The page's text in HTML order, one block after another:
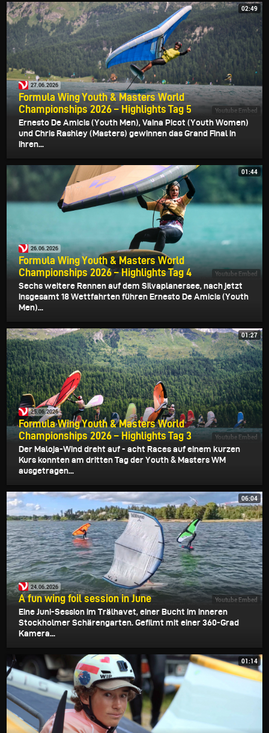
02:49
Youtube Embed
27.06.2026
Formula Wing Youth & Masters World
Championships 2026 – Highlights Tag 5
Ernesto De Amicis (Youth Men), Vaina Picot (Youth Women)
und Chris Rashley (Masters) gewinnen das Grand Final in
ihren...
01:44
Youtube Embed
26.06.2026
Formula Wing Youth & Masters World
Championships 2026 – Highlights Tag 4
Sechs weitere Rennen auf dem Silvaplanersee, nach jetzt
insgesamt 18 Wettfahrten führen Ernesto De Amicis (Youth
Men)...
01:27
Youtube Embed
25.06.2026
Formula Wing Youth & Masters World
Championships 2026 – Highlights Tag 3
Der Maloja-Wind dreht auf - acht Races auf einem kurzen
Kurs konnten am dritten Tag der Youth & Masters WM
ausgetragen...
06:04
Youtube Embed
24.06.2026
A fun wing foil session in June
Eine Juni-Session im Trälhavet, einer Bucht im inneren
Stockholmer Schärengarten. Gefilmt mit einer 360-Grad
Kamera...
01:14